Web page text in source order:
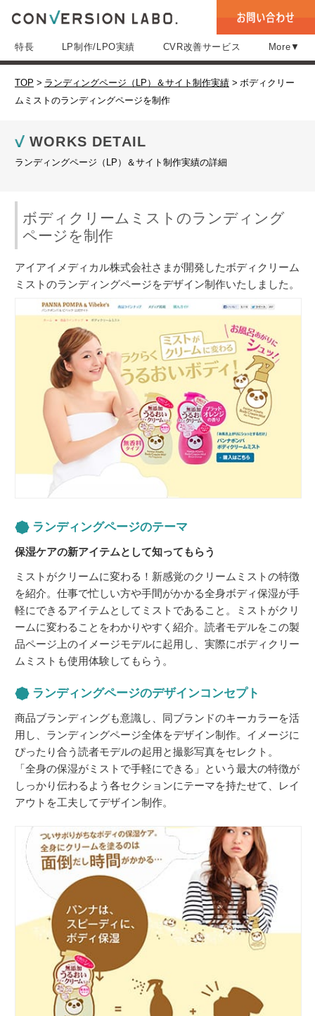
特長 LP制作/LPO実績 CVR改善サービス More▼
TOP > ランディングページ（LP）＆サイト制作実績 > ボディクリー
ムミストのランディングページを制作
WORKS DETAIL
ランディングページ（LP）＆サイト制作実績の詳細
ボディクリームミストのランディング
ページを制作
アイアイメディカル株式会社さまが開発したボディクリーム
ミストのランディングページをデザイン制作いたしました。
ランディングページのテーマ
保湿ケアの新アイテムとして知ってもらう
ミストがクリームに変わる！新感覚のクリームミストの特徴
を紹介。仕事で忙しい方や手間がかかる全身ボディ保湿が手
軽にできるアイテムとしてミストであること。ミストがクリ
ームに変わることをわかりやすく紹介。読者モデルをこの製
品ページ上のイメージモデルに起用し、実際にボディクリー
ムミストも使用体験してもらう。
ランディングページのデザインコンセプト
商品ブランディングも意識し、同ブランドのキーカラーを活
用し、ランディングページ全体をデザイン制作。イメージに
ぴったり合う読者モデルの起用と撮影写真をセレクト。
「全身の保湿がミストで手軽にできる」という最大の特徴が
しっかり伝わるよう各セクションにテーマを持たせて、レイ
アウトを工夫してデザイン制作。